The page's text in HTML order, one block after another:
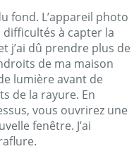
fond. L’appareil photo
difficultés à capter la
j’ai dû prendre plus de
de ma maison
lumière avant de
de la rayure. En
vous ouvrirez une
fenêtre. J’ai